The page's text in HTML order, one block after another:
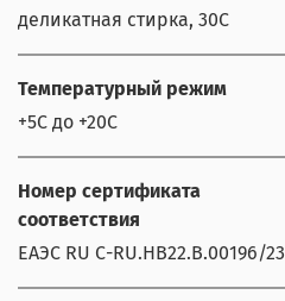
деликатная стирка, 30С
Температурный режим
+5С до +20С
Номер сертификата
соответствия
ЕАЭС RU С-RU.НВ22.В.00196/23